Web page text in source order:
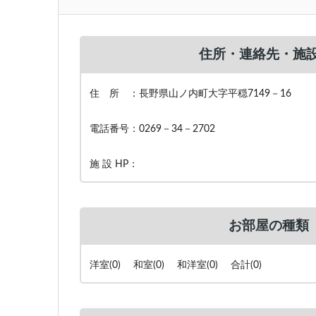
住所・連絡先・施
住 所 ：長野県山ノ内町大字平穏7149－16
電話番号：0269－34－2702
施 設 HP：
お部屋の種類
洋室(0) 和室(0) 和洋室(0) 合計(0)